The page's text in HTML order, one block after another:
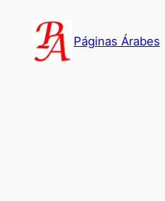
contenido
Páginas Árabes